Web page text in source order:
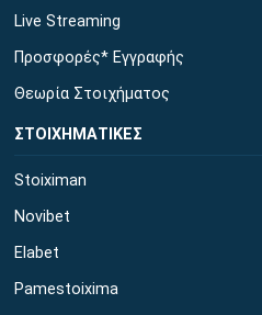
Live Streaming
Προσφορές* Εγγραφής
Θεωρία Στοιχήματος
ΣΤΟΙΧΗΜΑΤΙΚΕΣ
Stoiximan
Novibet
Elabet
Pamestoixima